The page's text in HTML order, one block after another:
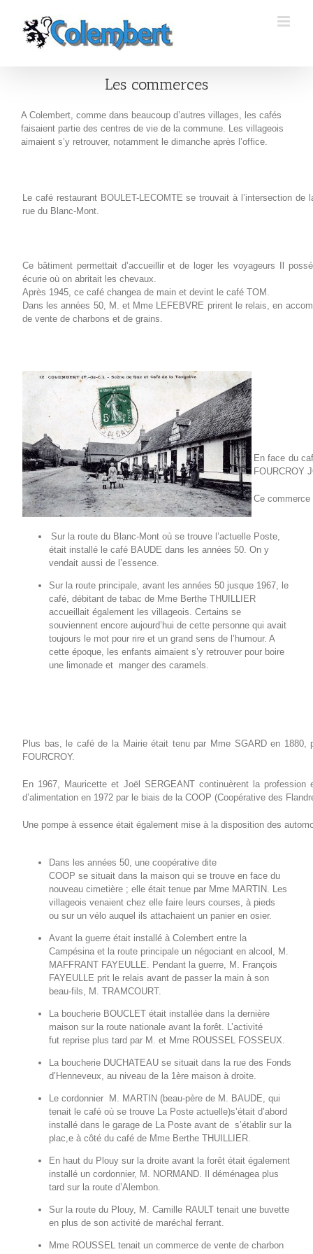
contenu
Les commerces
A Colembert, comme dans beaucoup d’autres villages, les cafés
faisaient partie des centres de vie de la commune. Les villageois
aimaient s’y retrouver, notamment le dimanche après l’office.
Le café restaurant BOULET-LECOMTE se trouvait à l’intersection de
rue du Blanc-Mont.
Ce bâtiment permettait d’accueillir et de loger les voyageurs Il
écurie où on abritait les chevaux.
Après 1945, ce café changea de main et devint le café TOM.
Dans les années 50, M. et Mme LEFEBVRE prirent le relais, en
de vente de charbons et de grains.
En face du
FOURCROY
Ce
Sur la route du Blanc-Mont où se trouve l’actuelle Poste,
était installé le café BAUDE dans les années 50. On y
vendait aussi de l’essence.
Sur la route principale, avant les années 50 jusque 1967, le
café, débitant de tabac de Mme Berthe THUILLIER
accueillait également les villageois. Certains se
souviennent encore aujourd’hui de cette personne qui avait
toujours le mot pour rire et un grand sens de l’humour. A
cette époque, les enfants aimaient s’y retrouver pour boire
une limonade et manger des caramels.
Plus bas, le café de la Mairie était tenu par Mme SGARD en 1880,
FOURCROY.
En 1967, Mauricette et Joël SERGEANT continuèrent la profession
d’alimentation en 1972 par le biais de la COOP (Coopérative des
Une pompe à essence était également mise à la disposition des
Dans les années 50, une coopérative dite
COOP se situait dans la maison qui se trouve en face du
nouveau cimetière ; elle était tenue par Mme MARTIN. Les
villageois venaient chez elle faire leurs courses, à pieds
ou sur un vélo auquel ils attachaient un panier en osier.
Avant la guerre était installé à Colembert entre la
Campésina et la route principale un négociant en alcool, M.
MAFFRANT FAYEULLE. Pendant la guerre, M. François
FAYEULLE prit le relais avant de passer la main à son
beau-fils, M. TRAMCOURT.
La boucherie BOUCLET était installée dans la dernière
maison sur la route nationale avant la forêt. L’activité
fut reprise plus tard par M. et Mme ROUSSEL FOSSEUX.
La boucherie DUCHATEAU se situait dans la rue des Fonds
d’Henneveux, au niveau de la 1ère maison à droite.
Le cordonnier M. MARTIN (beau-père de M. BAUDE, qui
tenait le café où se trouve La Poste actuelle)s’était d’abord
installé dans le garage de La Poste avant de s’établir sur la
plac,e à côté du café de Mme Berthe THUILLIER.
En haut du Plouy sur la droite avant la forêt était également
installé un cordonnier, M. NORMAND. Il déménagea plus
tard sur la route d’Alembon.
Sur la route du Plouy, M. Camille RAULT tenait une buvette
en plus de son activité de maréchal ferrant.
Mme ROUSSEL tenait un commerce de vente de charbon